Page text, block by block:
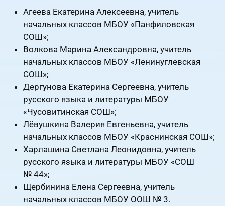
Агеева Екатерина Алексеевна, учитель
начальных классов МБОУ «Панфиловская
СОШ»;
Волкова Марина Александровна, учитель
начальных классов МБОУ «Ленинуглевская
СОШ»;
Дергунова Екатерина Сергеевна, учитель
русского языка и литературы МБОУ
«Чусовитинская СОШ»;
Лёвушкина Валерия Евгеньевна, учитель
начальных классов МБОУ «Краснинская СОШ»;
Харлашина Светлана Леонидовна, учитель
русского языка и литературы МБОУ «СОШ
№ 44»;
Щербинина Елена Сергеевна, учитель
начальных классов МБОУ ООШ № 3.